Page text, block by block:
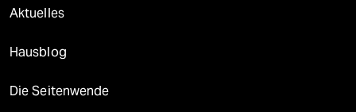
Aktuelles
Hausblog
Die Seitenwende